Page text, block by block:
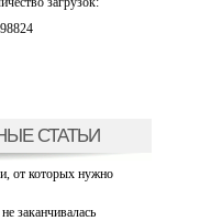
СТАТЬИ
от которых нужно
заканчивалась